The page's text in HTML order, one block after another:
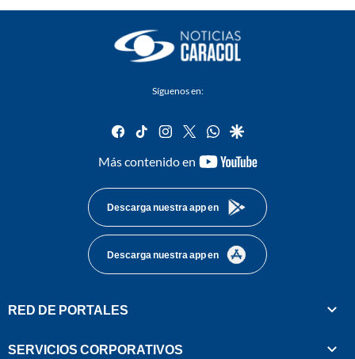
Síguenos en:
facebook
tiktok instagram
twitterwhatsapp
google
Más contenido en
youtube-
Descarga nuestra app en
Descarga nuestra app en
RED DE PORTALES
SERVICIOS CORPORATIVOS